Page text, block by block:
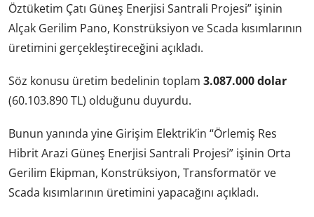
Öztüketim Çatı Güneş Enerjisi Santrali Projesi” işinin
Alçak Gerilim Pano, Konstrüksiyon ve Scada kısımlarının
üretimini gerçekleştireceğini açıkladı.
Söz konusu üretim bedelinin toplam 3.087.000 dolar
(60.103.890 TL) olduğunu duyurdu.
Bunun yanında yine Girişim Elektrik’in “Örlemiş Res
Hibrit Arazi Güneş Enerjisi Santrali Projesi” işinin Orta
Gerilim Ekipman, Konstrüksiyon, Transformatör ve
Scada kısımlarının üretimini yapacağını açıkladı.